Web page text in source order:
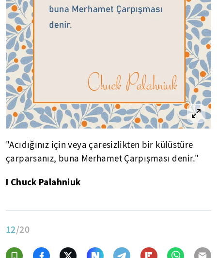
"Acıdığınız için veya çaresizlikten bir külüstüre
çarparsanız, buna Merhamet Çarpışması denir."
I Chuck Palahniuk
12/20